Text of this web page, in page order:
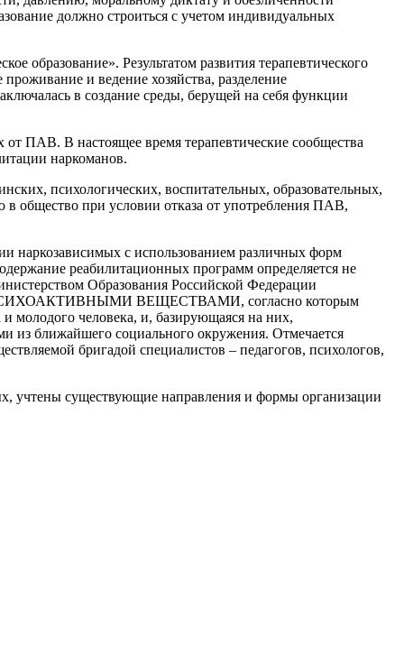
должно строиться с учетом индивидуальных
образование». Результатом развития терапевтического
и ведение хозяйства, разделение
в создание среды, берущей на себя функции
от ПАВ. В настоящее время терапевтические сообщества
наркоманов.
психологических, воспитательных, образовательных,
общество при условии отказа от употребления ПАВ,
наркозависимых с использованием различных форм
реабилитационных программ определяется не
Образования Российской Федерации
ВЕЩЕСТВАМИ, согласно которым
молодого человека, и, базирующаяся на них,
из ближайшего социального окружения. Отмечается
бригадой специалистов – педагогов, психологов,
учтены существующие направления и формы организации